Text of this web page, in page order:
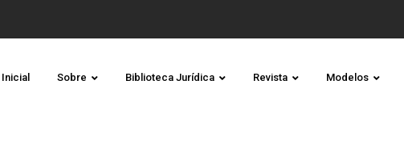
Sobre Biblioteca Jurídica Revista Modelos